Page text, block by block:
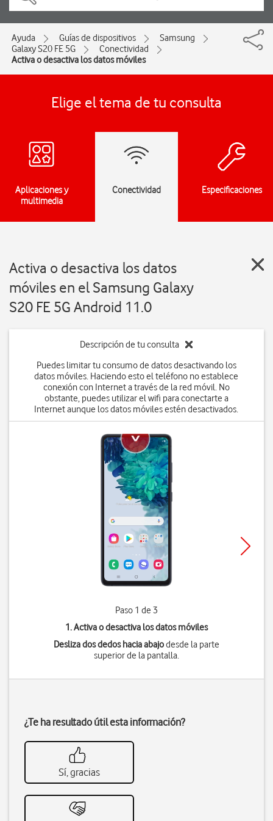
Ayuda Guías de dispositivos
Samsung
Galaxy S20 FE 5G
Conectividad
Activa o desactiva los datos móviles
Elige el tema de tu consulta
Aplicaciones y
multimedia
Conectividad Especificaciones
Activa o desactiva los datos
móviles en el Samsung Galaxy
S20 FE 5G Android 11.0
Descripción de tu consulta
Puedes limitar tu consumo de datos desactivando los
datos móviles. Haciendo esto el teléfono no establece
conexión con Internet a través de la red móvil. No
obstante, puedes utilizar el wifi para conectarte a
Internet aunque los datos móviles estén desactivados.
Paso 1 de 3
1. Activa o desactiva los datos móviles
Desliza dos dedos hacia abajodesde la parte
superior de la pantalla.
¿Te ha resultado útil esta información?
Sí, gracias